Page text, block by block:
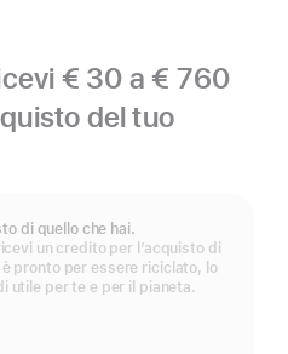
€ 30 a € 760
del tuo
di quello che hai.
un credito per l’acquisto di
pronto per essere riciclato, lo
utile per te e per il pianeta.